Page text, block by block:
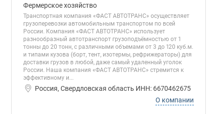
Фермерское хозяйство
Транспортная компания «ФАСТ АВТОТРАНС» осуществляет
грузоперевозки автомобильным транспортом по всей
России. Компания «ФАСТ АВТОТРАНС» использует
разнообразный автотранспорт грузоподъёмностью от 1
тонны до 20 тонн, с различными объемами от 3 до 120 куб.м.
и типами кузова (борт, тент, изотермы, рефрижераторы) для
доставки грузов в любой, даже самый удаленный уголок
России. Наша компания «ФАСТ АВТОТРАНС» стремится к
эффективному и...
Россия, Свердловская область ИНН: 6670462675
О компании